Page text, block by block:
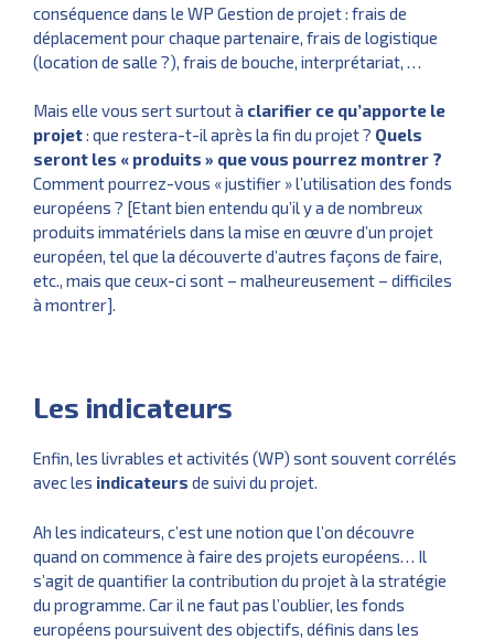
conséquence dans le WP Gestion de projet : frais de
déplacement pour chaque partenaire, frais de logistique
(location de salle ?), frais de bouche, interprétariat, …
Mais elle vous sert surtout à clarifier ce qu’apporte le
projet: que restera-t-il après la fin du projet ? Quels
seront les « produits » que vous pourrez montrer ?
Comment pourrez-vous « justifier » l’utilisation des fonds
européens ? [Etant bien entendu qu’il y a de nombreux
produits immatériels dans la mise en œuvre d’un projet
européen, tel que la découverte d’autres façons de faire,
etc., mais que ceux-ci sont – malheureusement – difficiles
à montrer].
Les indicateurs
Enfin, les livrables et activités (WP) sont souvent corrélés
avec les indicateurs de suivi du projet.
Ah les indicateurs, c’est une notion que l’on découvre
quand on commence à faire des projets européens… Il
s’agit de quantifier la contribution du projet à la stratégie
du programme. Car il ne faut pas l’oublier, les fonds
européens poursuivent des objectifs, définis dans les